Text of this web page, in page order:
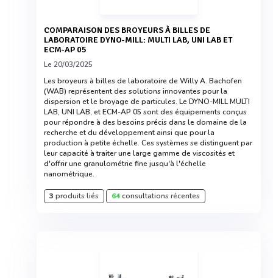
COMPARAISON DES BROYEURS À BILLES DE
LABORATOIRE DYNO-MILL: MULTI LAB, UNI LAB ET
ECM-AP 05
Le 20/03/2025
Les broyeurs à billes de laboratoire de Willy A. Bachofen
(WAB) représentent des solutions innovantes pour la
dispersion et le broyage de particules. Le DYNO-MILL MULTI
LAB, UNI LAB, et ECM-AP 05 sont des équipements conçus
pour répondre à des besoins précis dans le domaine de la
recherche et du développement ainsi que pour la
production à petite échelle. Ces systèmes se distinguent par
leur capacité à traiter une large gamme de viscosités et
d'offrir une granulométrie fine jusqu'à l'échelle
nanométrique.
3 produits liés 64consultations récentes